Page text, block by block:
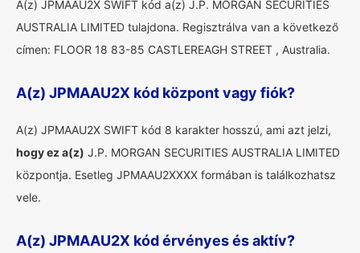
A(z) JPMAAU2X SWIFT kód a(z) J.P. MORGAN SECURITIES
AUSTRALIA LIMITED tulajdona. Regisztrálva van a következő
címen: FLOOR 18 83-85 CASTLEREAGH STREET , Australia.
A(z) JPMAAU2X kód központ vagy fiók?
A(z) JPMAAU2X SWIFT kód 8 karakter hosszú, ami azt jelzi,
hogy ez a(z) J.P. MORGAN SECURITIES AUSTRALIA LIMITED
központja. Esetleg JPMAAU2XXXX formában is találkozhatsz
vele.
A(z) JPMAAU2X kód érvényes és aktív?